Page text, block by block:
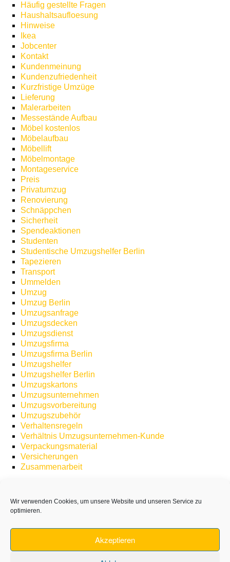
Wir verwenden Cookies, um unsere Website und unseren Service zu
optimieren.
Akzeptieren
Häufig gestellte Fragen
Haushaltsaufloesung
Hinweise
Ikea
Jobcenter
Kontakt
Kundenmeinung
Kundenzufriedenheit
Kurzfristige Umzüge
Lieferung
Malerarbeiten
Messestände Aufbau
Möbel kostenlos
Möbelaufbau
Möbellift
Möbelmontage
Montageservice
Preis
Privatumzug
Renovierung
Schnäppchen
Sicherheit
Spendeaktionen
Studenten
Studentische Umzugshelfer Berlin
Tapezieren
Transport
Ummelden
Umzug
Umzug Berlin
Umzugsanfrage
Umzugsdecken
Umzugsdienst
Umzugsfirma
Umzugsfirma Berlin
Umzugshelfer
Umzugshelfer Berlin
Umzugskartons
Umzugsunternehmen
Umzugsvorbereitung
Umzugszubehör
Verhaltensregeln
Verhältnis Umzugsunternehmen-Kunde
Verpackungsmaterial
Versicherungen
Zusammenarbeit
Jobs AGB Haftung Impressum Datenschutz